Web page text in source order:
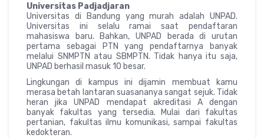
Universitas Padjadjaran
Universitas di Bandung yang murah adalah UNPAD.
Universitas ini selalu ramai saat pendaftaran
mahasiswa baru. Bahkan, UNPAD berada di urutan
pertama sebagai PTN yang pendaftarnya banyak
melalui SNMPTN atau SBMPTN. Tidak hanya itu saja,
UNPAD berhasil masuk 10 besar.
Lingkungan di kampus ini dijamin membuat kamu
merasa betah lantaran suasananya sangat sejuk. Tidak
heran jika UNPAD mendapat akreditasi A dengan
banyak fakultas yang tersedia. Mulai dari fakultas
pertanian, fakultas ilmu komunikasi, sampai fakultas
kedokteran.